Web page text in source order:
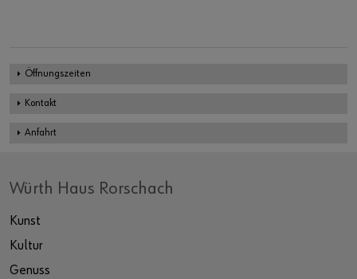
Öffnungszeiten
Kontakt
Anfahrt
Würth Haus Rorschach
Kunst
Kultur
Genuss